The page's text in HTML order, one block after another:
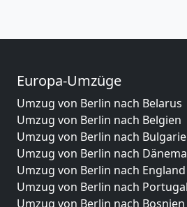
Europa-Umzüge
Umzug von Berlin nach Belarus
Umzug von Berlin nach Belgien
Umzug von Berlin nach
Umzug von Berlin nach
Umzug von Berlin nach England
Umzug von Berlin nach Portugal
Umzug von Berlin nach